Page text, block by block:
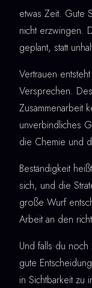
etwas Zeit. Gute
nicht erzwingen.
geplant, statt
Vertrauen
Versprechen.
Zusammenarbeit
unverbindliches
die Chemie und
Beständigkeit
sich, und die
große Wurf
Arbeit an den
Und falls du
gute
in Sichtbarkeit zu